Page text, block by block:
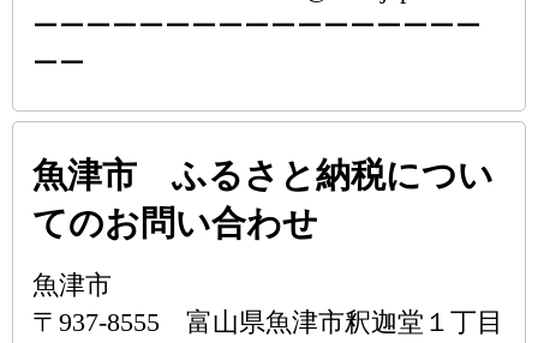
ーーーーーーーーーーーーーーーーー
ーー
魚津市 ふるさと納税につい
てのお問い合わせ
魚津市
〒937-8555 富山県魚津市釈迦堂１丁目